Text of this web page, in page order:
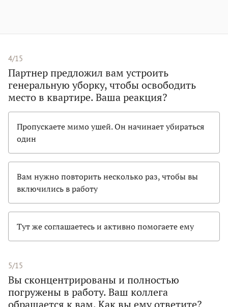
4/15
Партнер предложил вам устроить
генеральную уборку, чтобы освободить
место в квартире. Ваша реакция?
Пропускаете мимо ушей. Он начинает убираться
один
Вам нужно повторить несколько раз, чтобы вы
включились в работу
Тут же соглашаетесь и активно помогаете ему
5/15
Вы сконцентрированы и полностью
погружены в работу. Ваш коллега
обращается к вам. Как вы ему ответите?